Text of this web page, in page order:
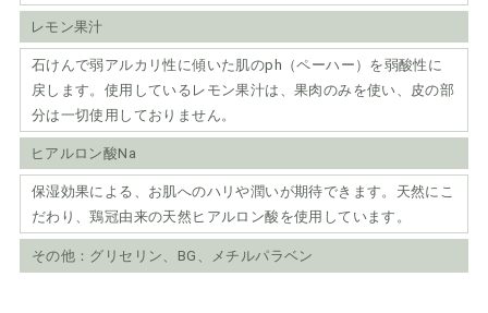
レモン果汁
石けんで弱アルカリ性に傾いた肌のph（ペーハー）を弱酸性に
戻します。使用しているレモン果汁は、果肉のみを使い、皮の部
分は一切使用しておりません。
ヒアルロン酸Na
保湿効果による、お肌へのハリや潤いが期待できます。天然にこ
だわり、鶏冠由来の天然ヒアルロン酸を使用しています。
その他：グリセリン、BG、メチルパラベン